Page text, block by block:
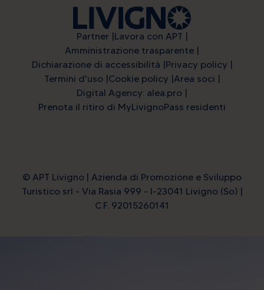
Partner Lavora con APT
Amministrazione trasparente
Dichiarazione di accessibilità Privacy policy
Termini d'uso Cookie policy Area soci
Digital Agency: alea.pro
Prenota il ritiro di MyLivignoPass residenti
© APT Livigno | Azienda di Promozione e Sviluppo
Turistico srl - Via Rasia 999 - I-23041 Livigno (So) |
C.F. 92015260141